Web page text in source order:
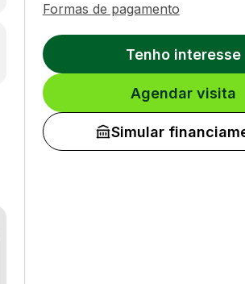
Formas de pagamento
Tenho interesse
Agendar visita
Simular